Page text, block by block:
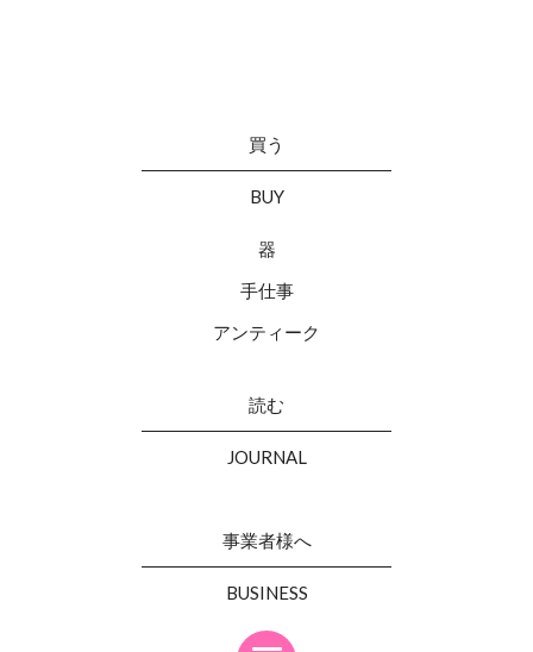
買う
BUY
器
手仕事
アンティーク
読む
JOURNAL
事業者様へ
BUSINESS